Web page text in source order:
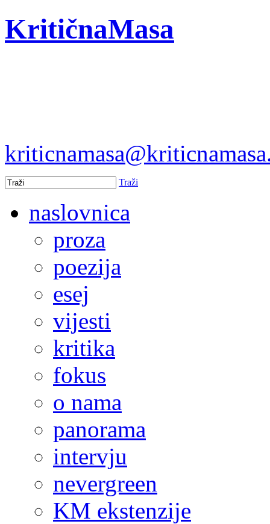
KritičnaMasa
Traži
naslovnica
proza
poezija
esej
vijesti
kritika
fokus
o nama
panorama
intervju
nevergreen
KM ekstenzije